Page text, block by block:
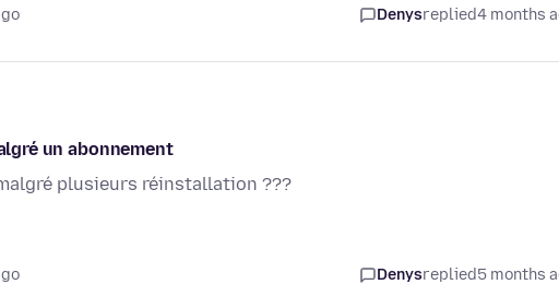
Denysreplied4 months
un abonnement
plusieurs réinstallation ???
Denysreplied5 months